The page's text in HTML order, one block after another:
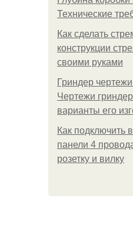
Технические
Как сделать
конструкции
своими руками
Гриндер
Чертежи
варианты его
Как подключить
панели 4
розетку и вилку